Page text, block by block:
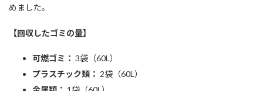
めました。
【回収したゴミの量】
可燃ゴミ： 3袋（60L）
プラスチック類： 2袋（60L）